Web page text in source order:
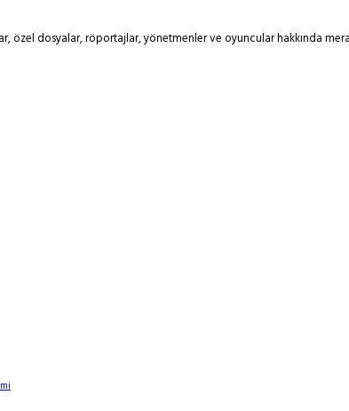
özel dosyalar, röportajlar, yönetmenler ve oyuncular hakkında